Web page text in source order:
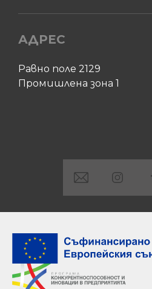
АДРЕС
Равно поле 2129
Промишлена зона 1